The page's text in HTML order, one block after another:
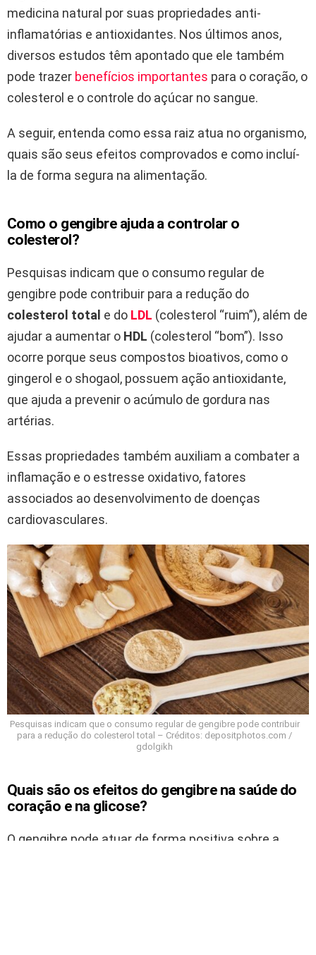
medicina natural por suas propriedades anti-
inflamatórias e antioxidantes. Nos últimos anos,
diversos estudos têm apontado que ele também
pode trazer benefícios importantes para o coração, o
colesterol e o controle do açúcar no sangue.
A seguir, entenda como essa raiz atua no organismo,
quais são seus efeitos comprovados e como incluí-
la de forma segura na alimentação.
Como o gengibre ajuda a controlar o
colesterol?
Pesquisas indicam que o consumo regular de
gengibre pode contribuir para a redução do
colesterol total e do LDL (colesterol “ruim”), além de
ajudar a aumentar o HDL (colesterol “bom”). Isso
ocorre porque seus compostos bioativos, como o
gingerol e o shogaol, possuem ação antioxidante,
que ajuda a prevenir o acúmulo de gordura nas
artérias.
Essas propriedades também auxiliam a combater a
inflamação e o estresse oxidativo, fatores
associados ao desenvolvimento de doenças
cardiovasculares.
Pesquisas indicam que o consumo regular de gengibre pode contribuir
para a redução do colesterol total – Créditos: depositphotos.com /
gdolgikh
Quais são os efeitos do gengibre na saúde do
coração e na glicose?
O gengibre pode atuar de forma positiva sobre a